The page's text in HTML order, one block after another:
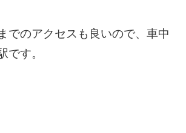
でのアクセスも良いので、車中
です。